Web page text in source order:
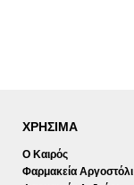
ΧΡΗΣΙΜΑ
Ο Καιρός
Φαρμακεία Αργοστόλι